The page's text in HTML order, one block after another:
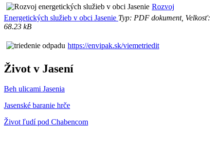
Rozvoj
Energetických služieb v obci Jasenie Typ: PDF dokument, Velkosť:
68.23 kB
https://envipak.sk/viemetriedit
Život v Jasení
Beh ulicami Jasenia
Jasenské baranie hrče
Život ľudí pod Chabencom